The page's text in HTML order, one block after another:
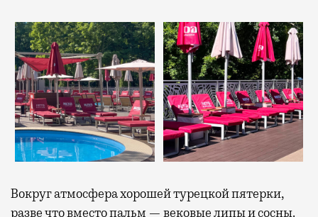
Вокруг атмосфера хорошей турецкой пятерки,
разве что вместо пальм — вековые липы и сосны.